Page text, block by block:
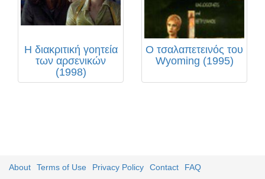
Η διακριτική γοητεία
των αρσενικών
(1998)
Ο τσαλαπετεινός του
Wyoming (1995)
About Terms of Use Privacy Policy Contact FAQ